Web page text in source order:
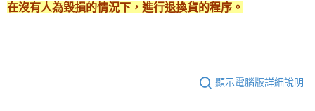
在沒有人為毀損的情況下，進行退換貨的程序。
顯示電腦版詳細說明